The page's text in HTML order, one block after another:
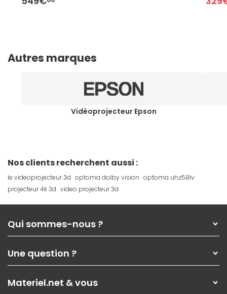
Autres marques
Vidéoprojecteur Epson
Nos clients recherchent aussi :
le videoprojecteur 3d optoma dolby vision optoma uhz58lv
projecteur 4k 3d video projecteur 3d
Qui sommes-nous ?
Nos services
Les magasins Materiel.net
Nos solutions pour les pros
Contactez-nous
Une question ?
Paiement, livraison
Materiel.net & vous